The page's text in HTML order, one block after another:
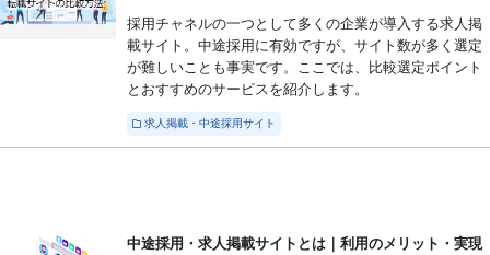
採用チャネルの一つとして多くの企業が導入する求人掲
載サイト。中途採用に有効ですが、サイト数が多く選定
が難しいことも事実です。ここでは、比較選定ポイント
とおすすめのサービスを紹介します。
求人掲載・中途採用サイト
中途採用・求人掲載サイトとは｜利用のメリット・実現